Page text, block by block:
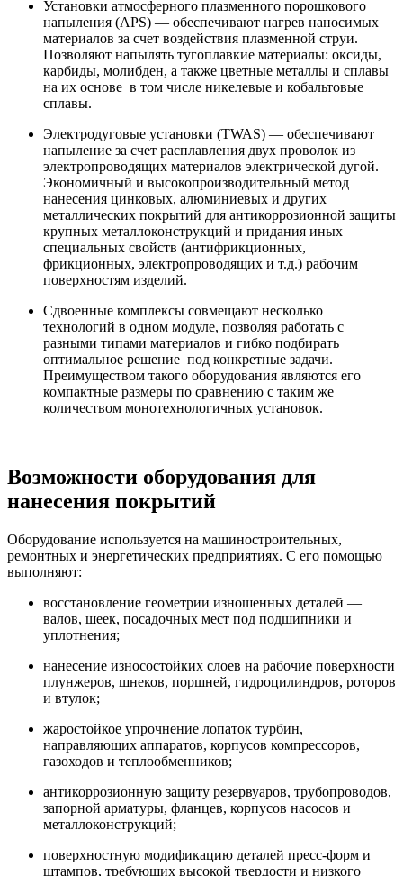
Установки атмосферного плазменного порошкового
напыления (APS) — обеспечивают нагрев наносимых
материалов за счет воздействия плазменной струи.
Позволяют напылять тугоплавкие материалы: оксиды,
карбиды, молибден, а также цветные металлы и сплавы
на их основе в том числе никелевые и кобальтовые
сплавы.
Электродуговые установки (TWAS) — обеспечивают
напыление за счет расплавления двух проволок из
электропроводящих материалов электрической дугой.
Экономичный и высокопроизводительный метод
нанесения цинковых, алюминиевых и других
металлических покрытий для антикоррозионной защиты
крупных металлоконструкций и придания иных
специальных свойств (антифрикционных,
фрикционных, электропроводящих и т.д.) рабочим
поверхностям изделий.
Сдвоенные комплексы совмещают несколько
технологий в одном модуле, позволяя работать с
разными типами материалов и гибко подбирать
оптимальное решение под конкретные задачи.
Преимуществом такого оборудования являются его
компактные размеры по сравнению с таким же
количеством монотехнологичных установок.
Возможности оборудования для
нанесения покрытий
Оборудование используется на машиностроительных,
ремонтных и энергетических предприятиях. С его помощью
выполняют:
восстановление геометрии изношенных деталей —
валов, шеек, посадочных мест под подшипники и
уплотнения;
нанесение износостойких слоев на рабочие поверхности
плунжеров, шнеков, поршней, гидроцилиндров, роторов
и втулок;
жаростойкое упрочнение лопаток турбин,
направляющих аппаратов, корпусов компрессоров,
газоходов и теплообменников;
антикоррозионную защиту резервуаров, трубопроводов,
запорной арматуры, фланцев, корпусов насосов и
металлоконструкций;
поверхностную модификацию деталей пресс-форм и
штампов, требующих высокой твердости и низкого